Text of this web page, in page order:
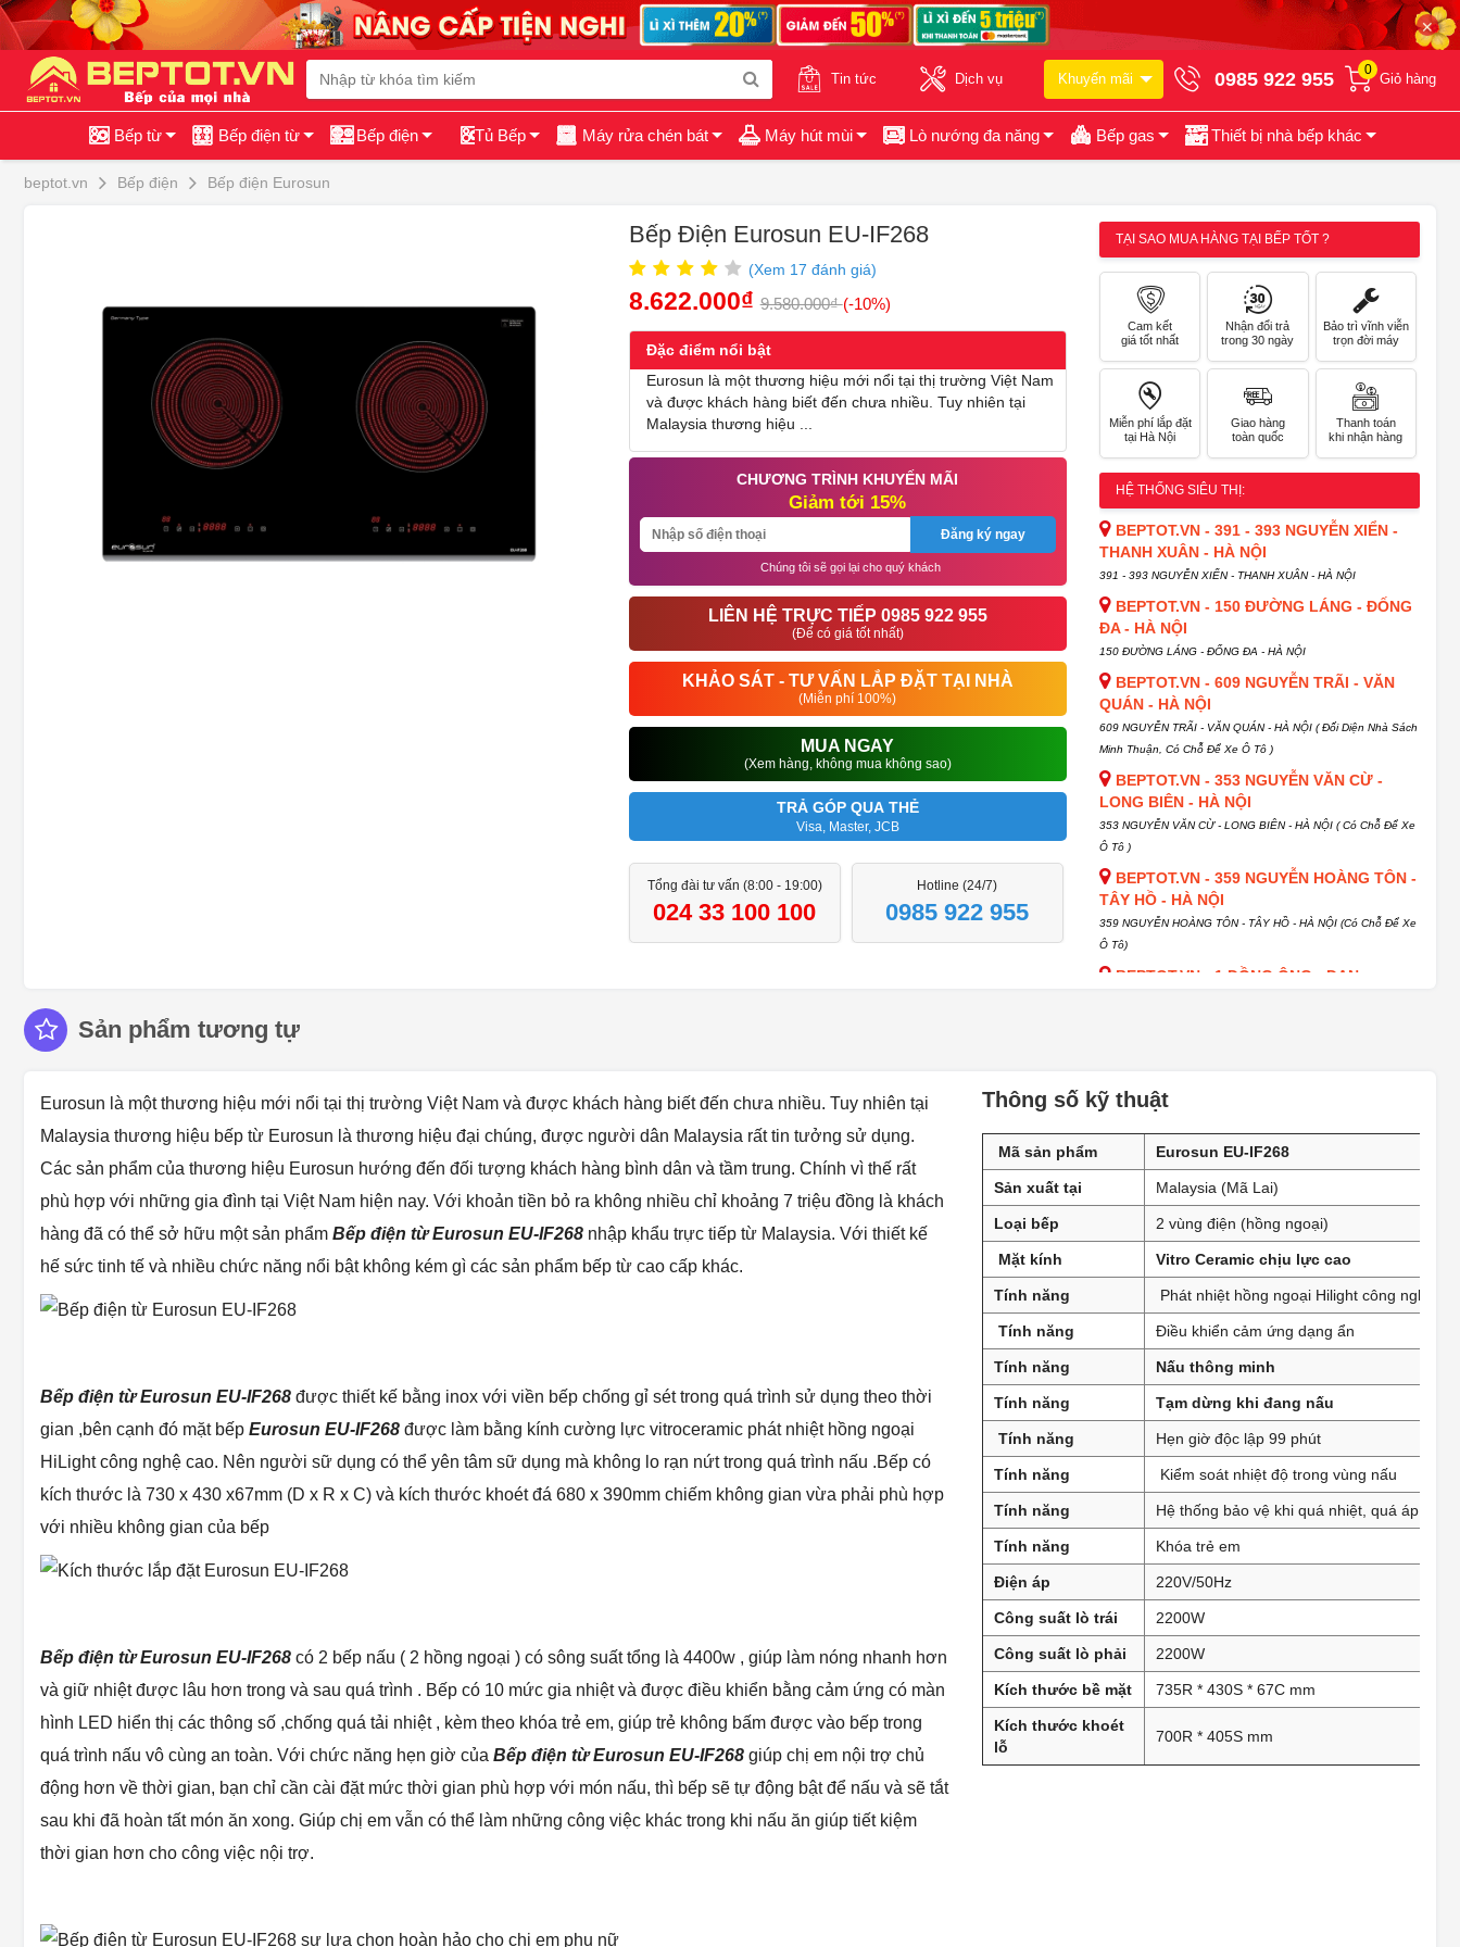
✕
Tin tức Dịch vụ Khuyến mãi 0985 922 955 0
Giỏ hàng
Bếp từ Bếp điện từ Bếp điện Tủ Bếp Máy rửa chén bát Máy hút mùi Lò nướng đa năng Bếp gas Thiết bị nhà bếp khác
beptot.vn Bếp điện Bếp điện Eurosun
Bếp Điện Eurosun EU-IF268
(Xem 17 đánh giá)
8.622.000₫ 9.580.000₫(-10%)
Đặc điểm nổi bật
Eurosun là một thương hiệu mới nổi tại thị trường Việt Nam
và được khách hàng biết đến chưa nhiều. Tuy nhiên tại
Malaysia thương hiệu ...
CHƯƠNG TRÌNH KHUYẾN MÃI
Giảm tới 15%
Đăng ký ngay
Chúng tôi sẽ gọi lại cho quý khách
LIÊN HỆ TRỰC TIẾP 0985 922 955
(Để có giá tốt nhất)
KHẢO SÁT - TƯ VẤN LẮP ĐẶT TẠI NHÀ
(Miễn phí 100%)
MUA NGAY
(Xem hàng, không mua không sao)
TRẢ GÓP QUA THẺ
Visa, Master, JCB
Tổng đài tư vấn (8:00 - 19:00)
024 33 100 100
Hotline (24/7)
0985 922 955
TẠI SAO MUA HÀNG TẠI BẾP TỐT ?
Cam kết
giá tốt nhất
Nhận đổi trả
trong 30 ngày
Bảo trì vĩnh viễn
trọn đời máy
Miễn phí lắp đặt
tại Hà Nội
Giao hàng
toàn quốc
Thanh toán
khi nhận hàng
HỆ THỐNG SIÊU THỊ:
BEPTOT.VN - 391 - 393 NGUYỄN XIỂN -
THANH XUÂN - HÀ NỘI
391 - 393 NGUYỄN XIỂN - THANH XUÂN - HÀ NỘI
BEPTOT.VN - 150 ĐƯỜNG LÁNG - ĐỐNG
ĐA - HÀ NỘI
150 ĐƯỜNG LÁNG - ĐỐNG ĐA - HÀ NỘI
BEPTOT.VN - 609 NGUYỄN TRÃI - VĂN
QUÁN - HÀ NỘI
609 NGUYỄN TRÃI - VĂN QUÁN - HÀ NỘI ( Đối Diện Nhà Sách
Minh Thuận, Có Chỗ Để Xe Ô Tô )
BEPTOT.VN - 353 NGUYỄN VĂN CỪ -
LONG BIÊN - HÀ NỘI
353 NGUYỄN VĂN CỪ - LONG BIÊN - HÀ NỘI ( Có Chỗ Để Xe
Ô Tô )
BEPTOT.VN - 359 NGUYỄN HOÀNG TÔN -
TÂY HỒ - HÀ NỘI
359 NGUYỄN HOÀNG TÔN - TÂY HỒ - HÀ NỘI (Có Chỗ Để Xe
Ô Tô)
BEPTOT.VN - 1 ĐỒNG ÔNG - ĐAN
41 TÂY SƠN - ĐAN PHƯỢNG - HÀ NỘI
KHU 6 - TT TRÔI - HOÀI ĐỨC - HÀ NỘI
BEPTOT.VN - 58 ĐƯỜNG VẠN XUÂN - KHU 6 - TT TRÔI - HOÀI
ĐỨC - HÀ NỘI
XƯỞNG SẢN XUẤT TỦ BẾP - PHƯƠNG
ĐÌNH - ĐAN PHƯỢNG
Xã Phương Đình - Huyện Đan Phượng - Hà Nội
XƯỞNG SẢN XUẤT - THIẾT BỊ NHÀ BẾP
INOX - TỪ LIÊM
KM SỐ 6 + 825 ĐẠI LỘ THĂNG LONG, TÂY MỖ, NAM TỪ
LIÊM, HÀ NỘI
BEPTOT.VN - 126 ĐẶNG NGUYÊN CẨN -
PHƯỜNG 13 - QUẬN 6 - HỒ CHÍ MINH
126 ĐẶNG NGUYÊN CẨN - PHƯỜNG 13 - QUẬN 6 - HỒ CHÍ
BEPTOT.VN - 74 VIỆT BẮC - QUANG
TRUNG - THÁI NGUYÊN
SỐ NHÀ 74 KHU DÂN CƯ MỚI VIỆT BẮC
CHÍNH MỸ - THỦY NGUYÊN - HẢI PHÒNG
XƯỞNG SẢN XUẤT TỦ BẾP - LÊ CHÂN -
HẢI PHÒNG
85 Dân Lập - Dư Hàng Kênh - Lê Chân - Hải Phòng
BEPTOT.VN - ĐT379 - TÂN DÂN - KHOÁI
CHÂU - HƯNG YÊN
Sản phẩm tương tự
Eurosun là một thương hiệu mới nổi tại thị trường Việt Nam và được khách hàng biết đến chưa nhiều. Tuy nhiên tại
Malaysia thương hiệu bếp từ Eurosun là thương hiệu đại chúng, được người dân Malaysia rất tin tưởng sử dụng.
Các sản phẩm của thương hiệu Eurosun hướng đến đối tượng khách hàng bình dân và tầm trung. Chính vì thế rất
phù hợp với những gia đình tại Việt Nam hiện nay. Với khoản tiền bỏ ra không nhiều chỉ khoảng 7 triệu đồng là khách
hàng đã có thể sở hữu một sản phẩm Bếp điện từ Eurosun EU-IF268 nhập khẩu trực tiếp từ Malaysia. Với thiết kế
hế sức tinh tế và nhiều chức năng nổi bật không kém gì các sản phẩm bếp từ cao cấp khác.
Bếp điện từ Eurosun EU-IF268 được thiết kế bằng inox với viền bếp chống gỉ sét trong quá trình sử dụng theo thời
gian ,bên cạnh đó mặt bếp Eurosun EU-IF268 được làm bằng kính cường lực vitroceramic phát nhiệt hồng ngoại
HiLight công nghệ cao. Nên người sữ dụng có thể yên tâm sữ dụng mà không lo rạn nứt trong quá trình nấu .Bếp có
kích thước là 730 x 430 x67mm (D x R x C) và kích thước khoét đá 680 x 390mm chiếm không gian vừa phải phù hợp
với nhiều không gian của bếp
Bếp điện từ Eurosun EU-IF268 có 2 bếp nấu ( 2 hồng ngoại ) có sông suất tổng là 4400w , giúp làm nóng nhanh hơn
và giữ nhiệt được lâu hơn trong và sau quá trình . Bếp có 10 mức gia nhiệt và được điều khiển bằng cảm ứng có màn
hình LED hiển thị các thông số ,chống quá tải nhiệt , kèm theo khóa trẻ em, giúp trẻ không bấm được vào bếp trong
quá trình nấu vô cùng an toàn. Với chức năng hẹn giờ của Bếp điện từ Eurosun EU-IF268 giúp chị em nội trợ chủ
động hơn về thời gian, bạn chỉ cần cài đặt mức thời gian phù hợp với món nấu, thì bếp sẽ tự động bật để nấu và sẽ tắt
sau khi đã hoàn tất món ăn xong. Giúp chị em vẫn có thể làm những công việc khác trong khi nấu ăn giúp tiết kiệm
thời gian hơn cho công việc nội trợ.
Thông số kỹ thuật
Mã sản phẩm Eurosun EU-IF268
Sản xuất tại Malaysia (Mã Lai)
Loại bếp 2 vùng điện (hồng ngoại)
Mặt kính Vitro Ceramic chịu lực cao
Tính năng Phát nhiệt hồng ngoại Hilight công nghệ
Tính năng Điều khiển cảm ứng dạng ẩn
Tính năng Nấu thông minh
Tính năng Tạm dừng khi đang nấu
Tính năng Hẹn giờ độc lập 99 phút
Tính năng Kiểm soát nhiệt độ trong vùng nấu
Tính năng Hệ thống bảo vệ khi quá nhiệt, quá áp
Tính năng Khóa trẻ em
Điện áp 220V/50Hz
Công suất lò trái 2200W
Công suất lò phải 2200W
Kích thước bề mặt 735R * 430S * 67C mm
Kích thước khoét
lỗ
700R * 405S mm